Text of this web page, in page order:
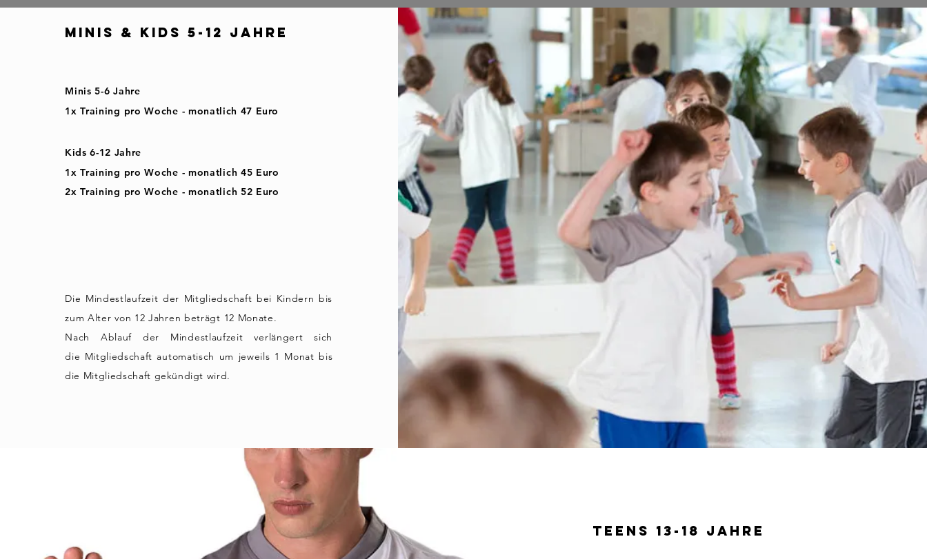
Minis & Kids 5-12 Jahre
Minis 5-6 Jahre
1x Training pro Woche - monatlich 47 Euro
Kids 6-12 Jahre
1x Training pro Woche - monatlich 45 Euro
2x Training pro Woche - monatlich 52 Euro
Die Mindestlaufzeit der Mitgliedschaft bei Kindern bis
zum Alter von 12 Jahren beträgt 12 Monate.
Nach Ablauf der Mindestlaufzeit verlängert sich
die Mitgliedschaft automatisch um jeweils 1 Monat bis
die Mitgliedschaft gekündigt wird.
Teens 13-18 Jahre